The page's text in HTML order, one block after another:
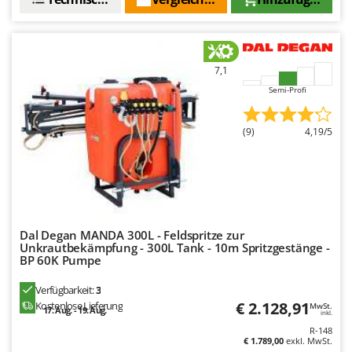
Mähroboter
Mehrzweck-Sauggeräte
Minibacköfen
Motorhacken - Gartenfräsen
Motorspritzen
Mulcher für Traktor
Nudelmaschinen
O
Obstmühlen Obsthäcksler Obstmuser
Obstpressen
FBC
Ferrari Group
Ferroni
FINI
Fiorentini
Fiskars
Flymo
7,1
Semi-Profi
(9) 4,19/5
Dal Degan MANDA 300L - Feldspritze zur
Unkrautbekämpfung - 300L Tank - 10m Spritzgestänge -
BP 60K Pumpe
Verfügbarkeit:3
Kostenlose Lieferung
17. Aug. - 19. Aug. € 2.128,91 MwSt.
inkl.
R-148
€ 1.789,00 exkl. MwSt.